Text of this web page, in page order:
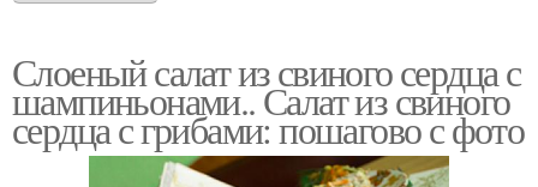
Слоеный салат из свиного сердца с
шампиньонами.. Салат из свиного
сердца с грибами: пошагово с фото